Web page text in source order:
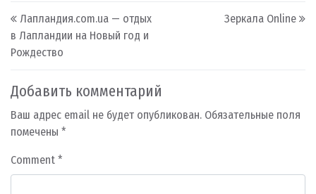
Post navigation
Лапландия.com.ua — отдых
в Лапландии на Новый год и
Рождество
Зеркала Online
Добавить комментарий
Ваш адрес email не будет опубликован. Обязательные поля
помечены *
Comment *